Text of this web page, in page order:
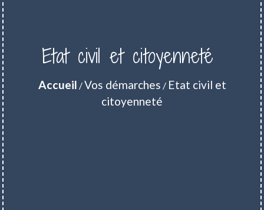
Etat civil et citoyenneté
Accueil /Vos démarches / Etat civil et
citoyenneté